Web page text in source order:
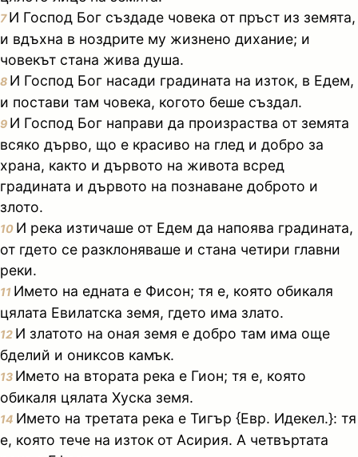
7И Господ Бог създаде човека от пръст из земята,
и вдъхна в ноздрите му жизнено дихание; и
човекът стана жива душа.
8 И Господ Бог насади градината на изток, в Едем,
и постави там човека, когото беше създал.
9 И Господ Бог направи да произраства от земята
всяко дърво, що е красиво на глед и добро за
храна, както и дървото на живота всред
градината и дървото на познаване доброто и
злото.
10 И река изтичаше от Едем да напоява градината,
от гдето се разклоняваше и стана четири главни
реки.
11 Името на едната е Фисон; тя е, която обикаля
цялата Евилатска земя, гдето има злато.
12 И златото на оная земя е добро там има още
бделий и ониксов камък.
13 Името на втората река е Гион; тя е, която
обикаля цялата Хуска земя.
14 Името на третата река е Тигър {Евр. Идекел.}: тя
е, която тече на изток от Асирия. А четвъртата